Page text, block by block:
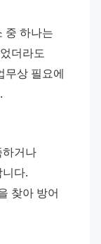
중 하나는
더라도
무상 필요에
거나
다.
찾아 방어